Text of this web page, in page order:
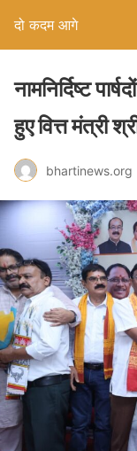
दो कदम आगे
नामनिर्दिष्ट
हुए वित्त मंत्री
bhartinews.org